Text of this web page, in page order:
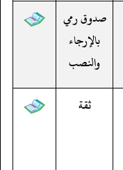
صدوق رمي
بالإرجاء
والنصب
ثقة